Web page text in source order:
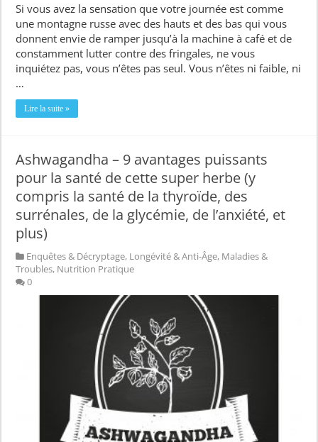
Si vous avez la sensation que votre journée est comme
une montagne russe avec des hauts et des bas qui vous
donnent envie de ramper jusqu’à la machine à café et de
constamment lutter contre des fringales, ne vous
inquiétez pas, vous n’êtes pas seul. Vous n’êtes ni faible, ni
…
Lire la suite »
Ashwagandha – 9 avantages puissants
pour la santé de cette super herbe (y
compris la santé de la thyroïde, des
surrénales, de la glycémie, de l’anxiété, et
plus)
Enquêtes & Décryptage, Longévité & Anti-Âge, Maladies &
Troubles, Nutrition Pratique
0